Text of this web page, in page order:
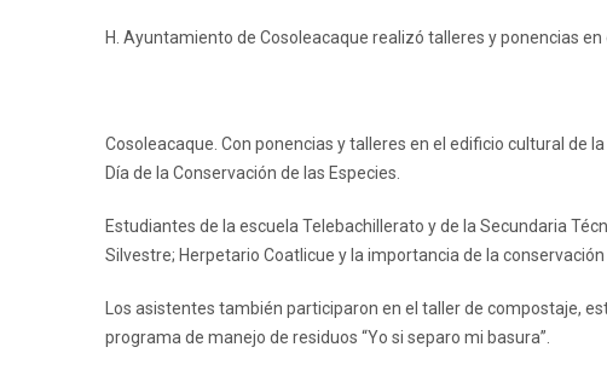
H. Ayuntamiento de Cosoleacaque realizó talleres y ponencias en
Cosoleacaque. Con ponencias y talleres en el edificio cultural de
Día de la Conservación de las Especies.
Estudiantes de la escuela Telebachillerato y de la Secundaria
Silvestre; Herpetario Coatlicue y la importancia de la conservación
Los asistentes también participaron en el taller de compostaje,
programa de manejo de residuos “Yo si separo mi basura”.